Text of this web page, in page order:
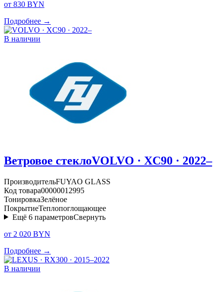
от 830 BYN
Подробнее →
В наличии
Ветровое стеклоVOLVO · XC90 · 2022–
ПроизводительFUYAO GLASS
Код товара00000012995
ТонировкаЗелёное
ПокрытиеТеплопоглощающее
Ещё 6 параметровСвернуть
от 2 020 BYN
Подробнее →
В наличии